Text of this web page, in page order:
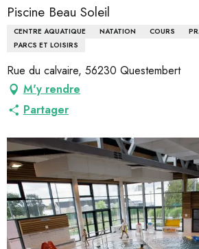
Piscine Beau Soleil
CENTRE AQUATIQUE NATATION COURS
PARCS ET LOISIRS
Rue du calvaire, 56230 Questembert
M'y rendre
Partager